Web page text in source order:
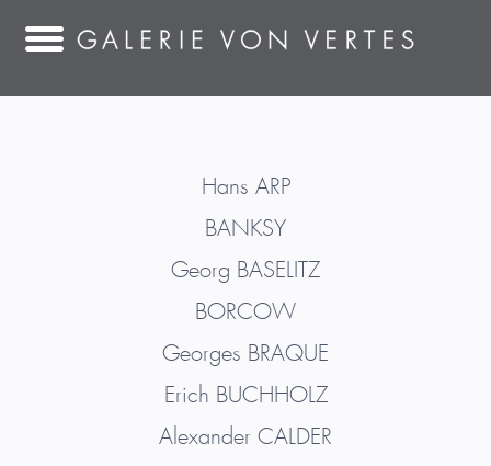
Hans ARP
BANKSY
Georg BASELITZ
BORCOW
Georges BRAQUE
Erich BUCHHOLZ
Alexander CALDER